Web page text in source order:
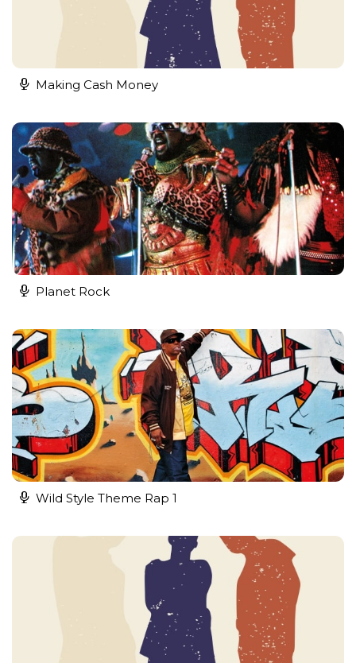
Making Cash Money
Planet Rock
Wild Style Theme Rap 1